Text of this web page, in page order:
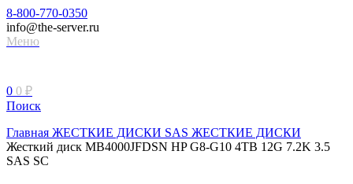
8-800-770-0350
info@the-server.ru
Меню
0 0 ₽
Поиск
Главная ЖЕСТКИЕ ДИСКИ SAS ЖЕСТКИЕ ДИСКИ
Жесткий диск MB4000JFDSN HP G8-G10 4TB 12G 7.2K 3.5
SAS SC